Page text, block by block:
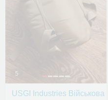
5
USGI Industries Військова